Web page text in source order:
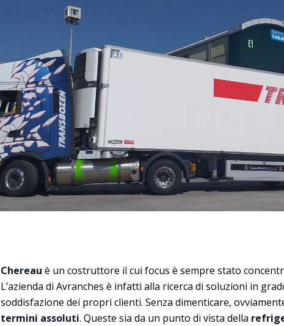
Chereau è un costruttore il cui focus è sempre stato
L’azienda di Avranches è infatti alla ricerca di soluzioni in
soddisfazione dei propri clienti. Senza dimenticare,
termini assoluti. Queste sia da un punto di vista della